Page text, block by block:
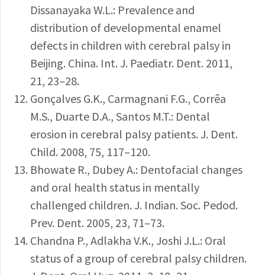
Dissanayaka W.L.: Prevalence and
distribution of developmental enamel
defects in children with cerebral palsy in
Beijing. China. Int. J. Paediatr. Dent. 2011,
21, 23–28.
Gonçalves G.K., Carmagnani F.G., Corrêa
M.S., Duarte D.A., Santos M.T.: Dental
erosion in cerebral palsy patients. J. Dent.
Child. 2008, 75, 117–120.
Bhowate R., Dubey A.: Dentofacial changes
and oral health status in mentally
challenged children. J. Indian. Soc. Pedod.
Prev. Dent. 2005, 23, 71–73.
Chandna P., Adlakha V.K., Joshi J.L.: Oral
status of a group of cerebral palsy children.